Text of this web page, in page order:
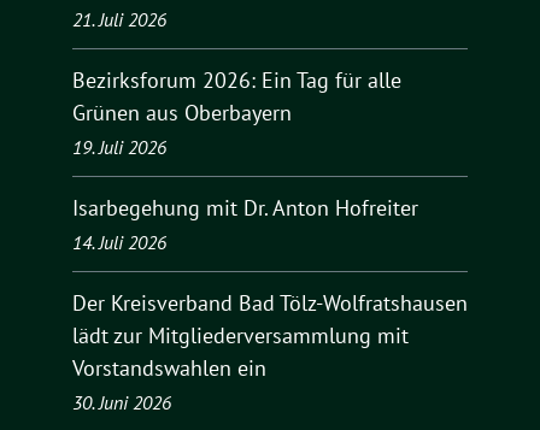
21. Juli 2026
Bezirksforum 2026: Ein Tag für alle
Grünen aus Oberbayern
19. Juli 2026
Isarbegehung mit Dr. Anton Hofreiter
14. Juli 2026
Der Kreisverband Bad Tölz-Wolfratshausen
lädt zur Mitgliederversammlung mit
Vorstandswahlen ein
30. Juni 2026